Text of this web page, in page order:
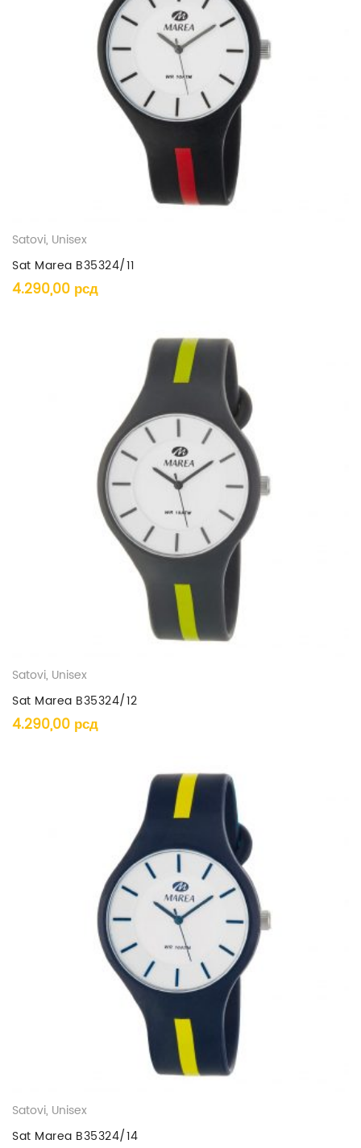
Satovi, Unisex
Sat Marea B35324/11
4.290,00 рсд
Satovi, Unisex
Sat Marea B35324/12
4.290,00 рсд
Satovi, Unisex
Sat Marea B35324/14